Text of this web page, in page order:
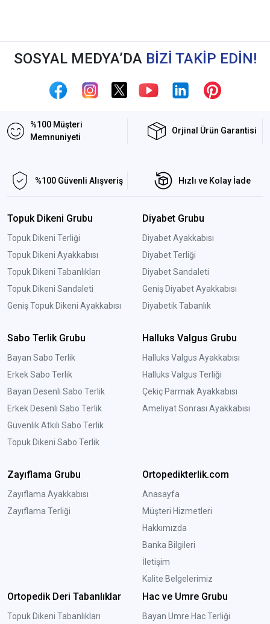
SOSYAL MEDYA’DA BİZİ TAKİP EDİN!
%100 Müşteri
Memnuniyeti
Orjinal Ürün Garantisi
%100 Güvenli Alışveriş Hızlı ve Kolay İade
Topuk Dikeni Grubu
Topuk Dikeni Terliği
Topuk Dikeni Ayakkabısı
Topuk Dikeni Tabanlıkları
Topuk Dikeni Sandaleti
Geniş Topuk Dikeni Ayakkabısı
Diyabet Grubu
Diyabet Ayakkabısı
Diyabet Terliği
Diyabet Sandaleti
Geniş Diyabet Ayakkabısı
Diyabetik Tabanlık
Sabo Terlik Grubu
Bayan Sabo Terlik
Erkek Sabo Terlik
Bayan Desenli Sabo Terlik
Erkek Desenli Sabo Terlik
Güvenlik Atkılı Sabo Terlik
Topuk Dikeni Sabo Terlik
Halluks Valgus Grubu
Halluks Valgus Ayakkabısı
Halluks Valgus Terliği
Çekiç Parmak Ayakkabısı
Ameliyat Sonrası Ayakkabısı
Zayıflama Grubu
Zayıflama Ayakkabısı
Zayıflama Terliği
Ortopedikterlik.com
Anasayfa
Müşteri Hizmetleri
Hakkımızda
Banka Bilgileri
İletişim
Kalite Belgelerimiz
Ortopedik Deri Tabanlıklar
Topuk Dikeni Tabanlıkları
Hac ve Umre Grubu
Bayan Umre Hac Terliği